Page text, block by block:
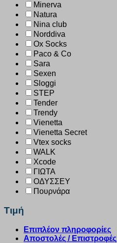
Minerva
Natura
Nina club
Norddiva
Ox Socks
Paco & Co
Sara
Sexen
Sloggi
STEP
Tender
Trendy
Vienetta
Vienetta Secret
Vtex socks
WALK
Xcode
ΓΙΩΤΑ
ΟΔΥΣΣΕΥ
Πουρνάρα
Τιμή
Επιπλέον πληροφορίες
Αποστολές / Επιστροφές